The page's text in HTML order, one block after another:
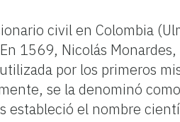
civil en Colombia
1569, Nicolás
por los primeros
se la denominó
estableció el nombre